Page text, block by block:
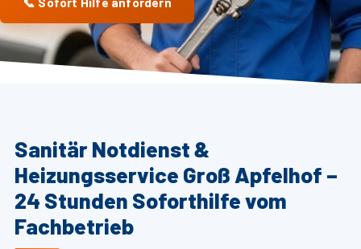
Sanitär Notdienst &
Heizungsservice Groß Apfelhof –
24 Stunden Soforthilfe vom
Fachbetrieb